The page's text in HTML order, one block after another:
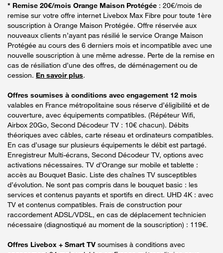
* Remise 20€/mois Orange Maison Protégée : 20€/mois de
remise sur votre offre internet Livebox Max Fibre pour toute 1ère
souscription à Orange Maison Protégée. Offre réservée aux
nouveaux clients n’ayant pas résilié le service Orange Maison
Protégée au cours des 6 derniers mois et incompatible avec une
nouvelle souscription à une même adresse. Perte de la remise en
cas de résiliation d’une des offres, de déménagement ou de
cession. En savoir plus.
Offres soumises à conditions avec engagement 12 mois
valables en France métropolitaine sous réserve d’éligibilité et de
couverture, avec équipements compatibles. (Répéteur Wifi,
Airbox 20Go, Second Décodeur TV : 10€ chacun). Débits
théoriques avec câbles, carte réseau et ordinateurs compatibles.
En cas d’usage sur plusieurs équipements le débit est partagé.
Enregistreur Multi-écrans, Second Décodeur TV, options avec
activations nécessaires. TV d’Orange sur mobile et tablette :
accès au Bouquet Basic. Liste des chaînes TV susceptibles
d’évolution. Ne sont pas compris dans le bouquet basic : les
services et contenus payants et sportifs en direct. UHD 4K : avec
TV et contenus compatibles. Frais de construction pour
raccordement ADSL/VDSL, en cas de déplacement technicien
nécessaire (diagnostiqué au moment de la souscription) : 119€.
Offres Livebox + Smart TV soumises à conditions avec